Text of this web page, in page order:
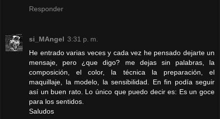
Responder
si_MAngel 3:31 p. m.
He entrado varias veces y cada vez he pensado dejarte un
mensaje, pero ¿que digo? me dejas sin palabras, la
composición, el color, la técnica la preparación, el
maquillaje, la modelo, la sensibilidad. En fin podía seguir
así un buen rato. Lo único que puedo decir es: Es un goce
para los sentidos.
Saludos